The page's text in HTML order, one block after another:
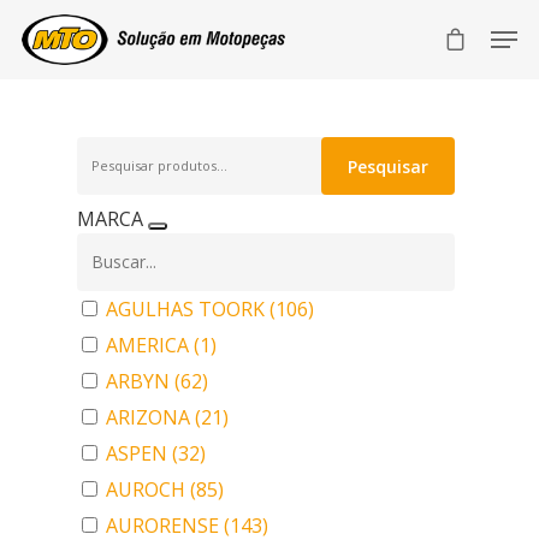
por:
Pesquisar
MARCA
AGULHAS TOORK(106)
AMERICA(1)
ARBYN (62)
ARIZONA(21)
ASPEN (32)
AUROCH (85)
AURORENSE(143)